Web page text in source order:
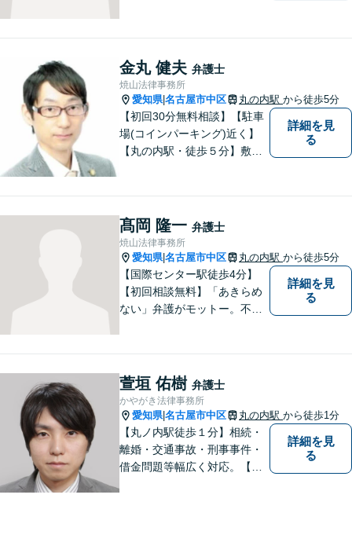
い。
金丸 健夫 弁護士
焼山法律事務所
愛知県|名古屋市中区 丸の内駅 から徒歩5分
【初回30分無料相談】【駐車
場(コインパーキング)近く】
【丸の内駅・徒歩５分】敷居
を常に心がけています。 一人
でお悩みを抱え込まず、まず
はご相談を。
詳細を見
る
髙岡 隆一 弁護士
焼山法律事務所
愛知県|名古屋市中区 丸の内駅 から徒歩5分
【国際センター駅徒歩4分】
【初回相談無料】「あきらめ
ない」弁護がモットー。不動
ださい。共に明るい未来を切
り開いていきましょう。【近
隣駐車場あり】
詳細を見
る
萱垣 佑樹 弁護士
かやがき法律事務所
愛知県|名古屋市中区 丸の内駅 から徒歩1分
【丸ノ内駅徒歩１分】相続・
離婚・交通事故・刑事事件・
借金問題等幅広く対応。【迅
詳細を見
る